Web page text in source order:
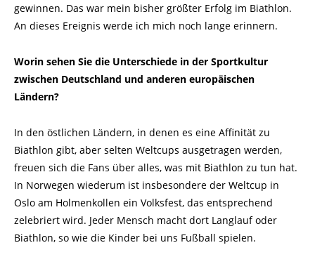
gewinnen. Das war mein bisher größter Erfolg im Biathlon.
An dieses Ereignis werde ich mich noch lange erinnern.
Worin sehen Sie die Unterschiede in der Sportkultur
zwischen Deutschland und anderen europäischen
Ländern?
In den östlichen Ländern, in denen es eine Affinität zu
Biathlon gibt, aber selten Weltcups ausgetragen werden,
freuen sich die Fans über alles, was mit Biathlon zu tun hat.
In Norwegen wiederum ist insbesondere der Weltcup in
Oslo am Holmenkollen ein Volksfest, das entsprechend
zelebriert wird. Jeder Mensch macht dort Langlauf oder
Biathlon, so wie die Kinder bei uns Fußball spielen.